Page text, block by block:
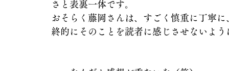
さと表裏一体です。
おそらく藤岡さんは、すごく慎重に丁寧
終的にそのことを読者に感じさせないよ